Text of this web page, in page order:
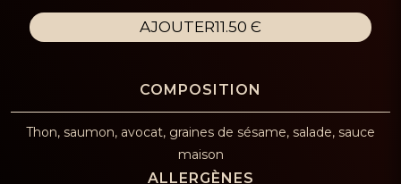
AJOUTER11.50 Є
Thon, saumon, avocat, graines de sésame, salade, sauce
maison